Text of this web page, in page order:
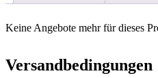
Keine Angebote mehr für dieses
Versandbedingungen